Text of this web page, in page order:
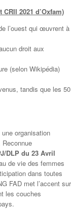
2021 d’Oxfam)
l’ouest qui œuvrent à
droit aux
(selon Wikipédia)
tandis que les 50
organisation
DLP du 23 Avril
de vie des femmes
dans toutes
FAD met l’accent sur
les couches